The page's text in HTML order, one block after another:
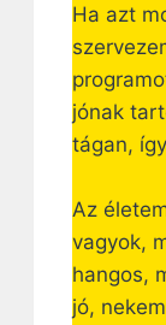
Ha azt
jónak
tágan,
Az
vagyok,
hangos,
jó,